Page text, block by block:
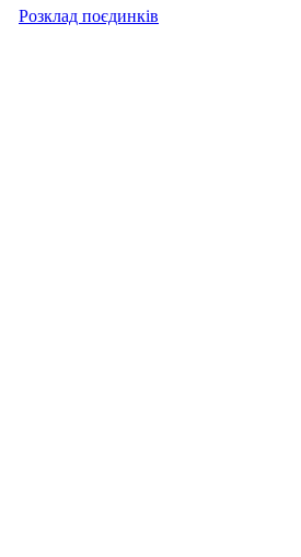
Розклад поєдинків